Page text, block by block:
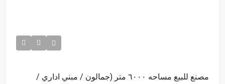
مصنع للبيع مساحه ٦٠٠٠ متر (جمالون / مبني اداري /